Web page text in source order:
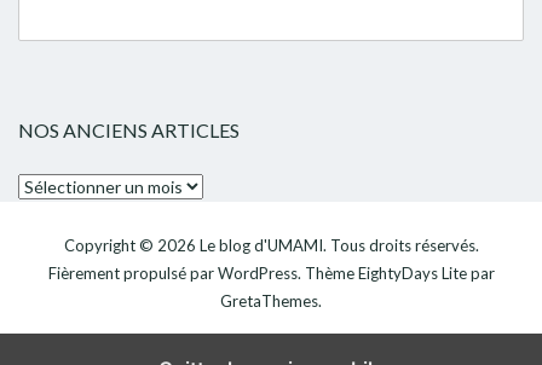
NOS ANCIENS ARTICLES
Nos
articlesCopyright © 2026 Le blog d'UMAMI. Tous droits réservés.
Fièrement propulsé parWordPress. ThèmeEightyDays Litepar
GretaThemes.